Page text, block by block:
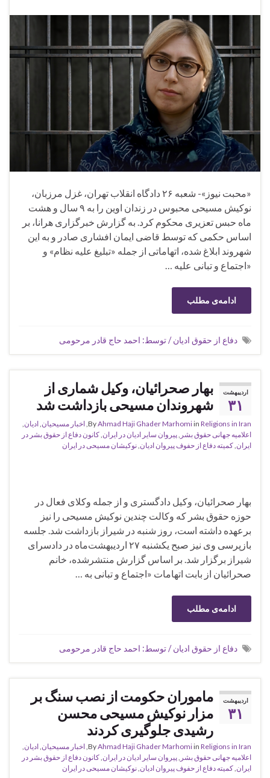
«محبت نیوز»- شعبه ۲۶ دادگاه انقلاب تهران، غزل مرزبان،
نوکیش مسیحی محبوس در زندان اوین را به ۹ سال و هشت
ماه حبس تعزیری محکوم کرد. به گزارش خبرگزاری هرانا، بر
اساس حکمی که توسط قاضی ایمان افشاری صادر و به این
شهروند ابلاغ شده، اتهاماتی از جمله «تبلیغ علیه نظام» و
«اجتماع و تبانی علیه …
ادامه‌ی مطلب
دفاع از حقوق ادیان / توسط: احمد حاج قادر مرحومی
اردیبهشت
۳۱
بهار صحرائیان، وکیل شماری از
شهروندان مسیحی بازداشت شد
ByAhmad Haji Ghader Marhomiin Religions in Iran اخبار مسیحیان ادیان
اعلامیه جهانی حقوق بشر پیروان سایر ادیان در ایران کانون دفاع از حقوق بشر در
ایران کمیته دفاع از حفوف پیروان ادیان نوکیشان مسیحی در ایران
بهار صحرائیان، وکیل دادگستری و از جمله وکلای فعال در
حوزه حقوق بشر که وکالت چندین نوکیش مسیحی را نیز
برعهده داشته است، روز شنبه در شیراز بازداشت شد. جلسه
بازپرسی وی نیز صبح یکشنبه ۲۷ اردیبهشت‌ماه در دادسرای
شیراز برگزار شد. بر اساس گزارش منتشرشده، خانم
صحرائیان از بابت اتهامات «اجتماع و تبانی به …
ادامه‌ی مطلب
دفاع از حقوق ادیان / توسط: احمد حاج قادر مرحومی
اردیبهشت
۳۱
ماموران حکومت از نصب سنگ بر
مزار نوکیش مسیحی محسن
رشیدی جلوگیری کردند
ByAhmad Haji Ghader Marhomiin Religions in Iran اخبار مسیحیان ادیان
اعلامیه جهانی حقوق بشر پیروان سایر ادیان در ایران کانون دفاع از حقوق بشر در
ایران کمیته دفاع از حفوف پیروان ادیان نوکیشان مسیحی در ایران